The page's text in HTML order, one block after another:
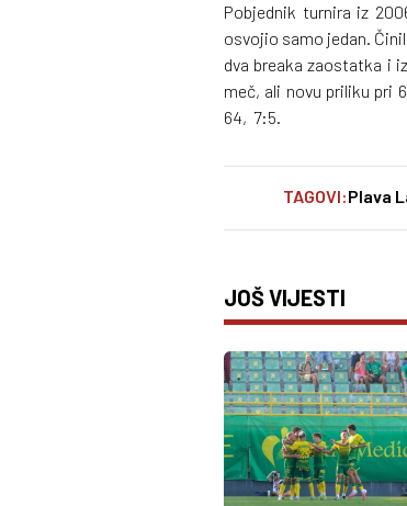
Pobjednik turnira iz
osvojio samo jedan.
dva breaka zaostatka i
meč, ali novu priliku pri
64, 7:5.
TAGOVI:Plava
JOŠ VIJESTI